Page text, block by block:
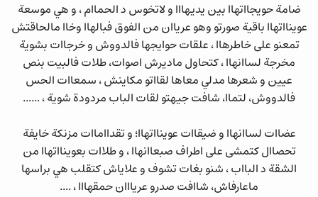
ضامة حويجااتهاا بين يديهااا و لاتخوس د الحماام ، و هي موسعة
عوينااتهاا باقية صورتو وهو عرياان من الفوق فبالهاا وخاا مالحاقتش
تمعنو على خاطرهاا ، علقات حوايجها فالدووش و خرجاات بشوية
مخرجة لساانهاا ، كتحاول ماديرش اصوات، طلات فالبيت بنص
عيين و شعرها مدلي معاها لقااتو مكاينش ، سمعاات الحس
فالدووش، لتماا، شافت جيهتو لقات الباب مردودة شوية ، ......
عضاات لساانهاا و ضيقاات عوينااتهاا؛ و تقدااماات مزنكة خايفة
تحصاال كتمشى على اطراف صبعاانهاا ، و طلاات بعوينااتهاا من
الشقة د البااب ، شنو بغات تشوف و علاياش كتقلب هي براسها
ماعارفاش، شاافت صدرو عريااان حمقهااا ، ....